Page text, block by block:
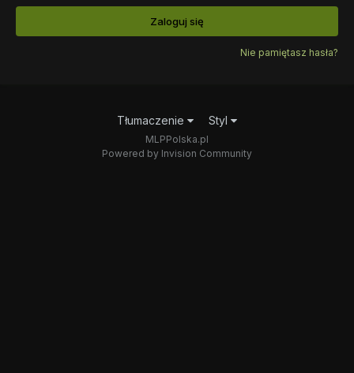
Zaloguj się
Nie pamiętasz hasła?
Tłumaczenie Styl
MLPPolska.pl
Powered by Invision Community